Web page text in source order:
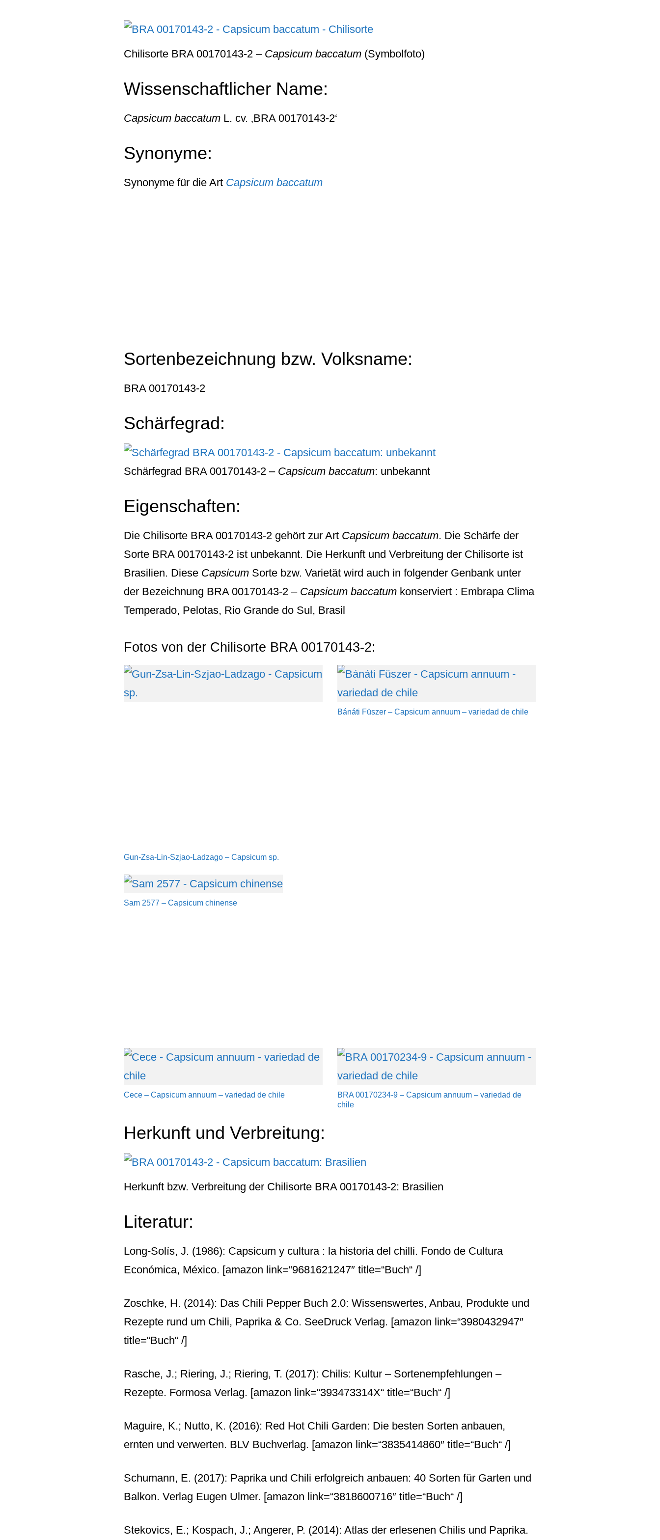
Chilisorte BRA 00170143-2 – Capsicum baccatum (Symbolfoto)
Wissenschaftlicher Name:
Capsicum baccatum L. cv. ‚BRA 00170143-2‘
Synonyme:
Synonyme für die Art Capsicum baccatum
Sortenbezeichnung bzw. Volksname:
BRA 00170143-2
Schärfegrad:
Schärfegrad BRA 00170143-2 – Capsicum baccatum: unbekannt
Eigenschaften:
Die Chilisorte BRA 00170143-2 gehört zur Art Capsicum baccatum. Die Schärfe der
Sorte BRA 00170143-2 ist unbekannt. Die Herkunft und Verbreitung der Chilisorte ist
Brasilien. Diese Capsicum Sorte bzw. Varietät wird auch in folgender Genbank unter
der Bezeichnung BRA 00170143-2 – Capsicum baccatum konserviert : Embrapa Clima
Temperado, Pelotas, Rio Grande do Sul, Brasil
Fotos von der Chilisorte BRA 00170143-2:
Gun-Zsa-Lin-Szjao-Ladzago – Capsicum sp.
Bánáti Füszer – Capsicum annuum – variedad de chile
Sam 2577 – Capsicum chinense
Cece – Capsicum annuum – variedad de chile
BRA 00170234-9 – Capsicum annuum – variedad de
chile
Herkunft und Verbreitung:
Herkunft bzw. Verbreitung der Chilisorte BRA 00170143-2: Brasilien
Literatur:
Long-Solís, J. (1986): Capsicum y cultura : la historia del chilli. Fondo de Cultura
Económica, México. [amazon link=“9681621247″ title=“Buch“ /]
Zoschke, H. (2014): Das Chili Pepper Buch 2.0: Wissenswertes, Anbau, Produkte und
Rezepte rund um Chili, Paprika & Co. SeeDruck Verlag. [amazon link=“3980432947″
title=“Buch“ /]
Rasche, J.; Riering, J.; Riering, T. (2017): Chilis: Kultur – Sortenempfehlungen –
Rezepte. Formosa Verlag. [amazon link=“393473314X“ title=“Buch“ /]
Maguire, K.; Nutto, K. (2016): Red Hot Chili Garden: Die besten Sorten anbauen,
ernten und verwerten. BLV Buchverlag. [amazon link=“3835414860″ title=“Buch“ /]
Schumann, E. (2017): Paprika und Chili erfolgreich anbauen: 40 Sorten für Garten und
Balkon. Verlag Eugen Ulmer. [amazon link=“3818600716″ title=“Buch“ /]
Stekovics, E.; Kospach, J.; Angerer, P. (2014): Atlas der erlesenen Chilis und Paprika.